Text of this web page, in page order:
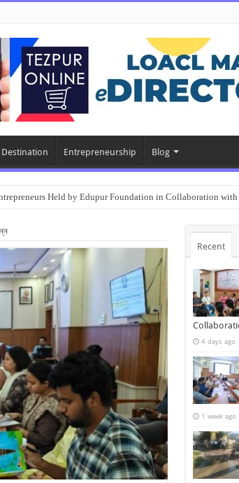
Entrepreneurship Blog
Held by Edupur Foundation in Collaboration
Recent
4 days ago
1 week ago